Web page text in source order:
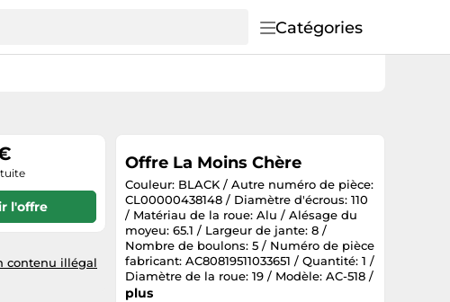
Catégories
l'offre
contenu illégal
Offre La Moins Chère
Couleur: BLACK / Autre numéro de pièce:
CL00000438148 / Diamètre d'écrous: 110
/ Matériau de la roue: Alu / Alésage du
moyeu: 65.1 / Largeur de jante: 8 /
Nombre de boulons: 5 / Numéro de pièce
fabricant: AC80819511033651 / Quantité: 1 /
Diamètre de la roue: 19 / Modèle: AC-518 /
Garantie fabricant: 2 ans / Offset: 33
plus